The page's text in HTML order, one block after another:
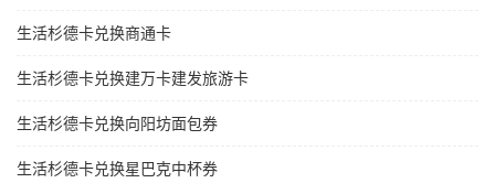
生活杉德卡兑换商通卡
生活杉德卡兑换建万卡建发旅游卡
生活杉德卡兑换向阳坊面包券
生活杉德卡兑换星巴克中杯券